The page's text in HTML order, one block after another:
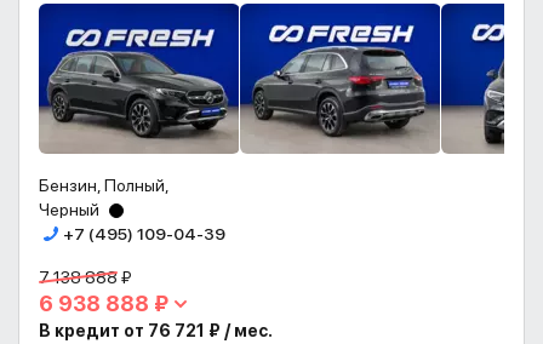
Бензин, Полный,
Черный
+7 (495) 109-04-39
7 138 888 ₽
6 938 888 ₽
В кредит от 76 721 ₽ / мес.